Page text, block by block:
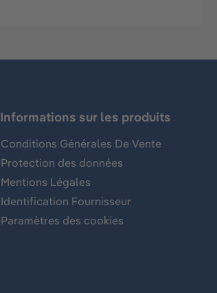
Informations sur les produits
Conditions Générales De Vente
Protection des données
Mentions Légales
Identification Fournisseur
Paramètres des cookies